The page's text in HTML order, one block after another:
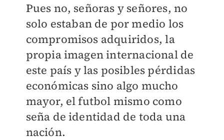
Pues no, señoras y señores, no
solo estaban de por medio los
compromisos adquiridos, la
propia imagen internacional de
este país y las posibles pérdidas
económicas sino algo mucho
mayor, el futbol mismo como
seña de identidad de toda una
nación.